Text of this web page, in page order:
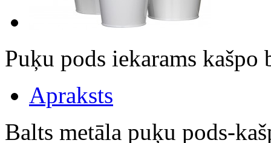
Puķu pods iekarams
Apraksts
Balts metāla puķu pods-